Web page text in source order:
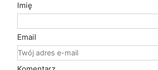
Imię
Email